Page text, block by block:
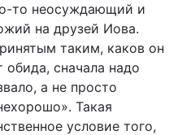
то неосуждающий и
на друзей Иова.
таким, каков он
обида, сначала надо
а не просто
Такая
условие того,